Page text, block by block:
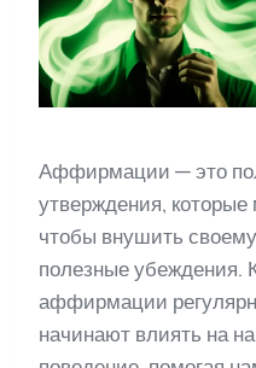
Аффирмации — это
утверждения,
чтобы внушить
полезные убеждения.
аффирмации
начинают влиять на